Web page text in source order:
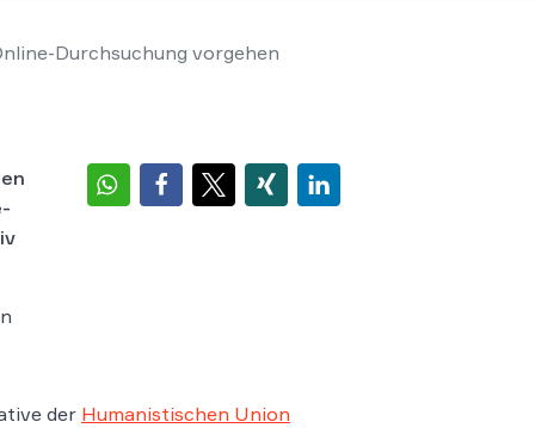
Durchsuchung vorgehen
der Humanistischen Union